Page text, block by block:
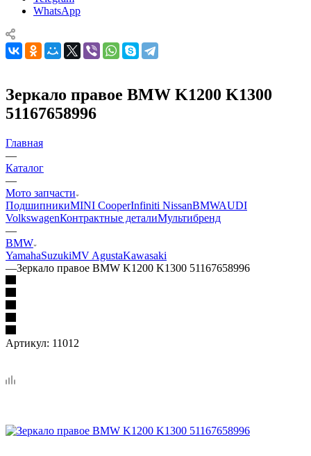
WhatsApp
Зеркало правое BMW K1200 K1300
51167658996
Главная
—
Каталог
—
Мото запчасти
ПодшипникиMINI CooperInfiniti NissanBMWAUDI
VolkswagenКонтрактные деталиМультибренд
—
BMW
YamahaSuzukiMV AgustaKawasaki
—Зеркало правое BMW K1200 K1300 51167658996
Артикул: 11012